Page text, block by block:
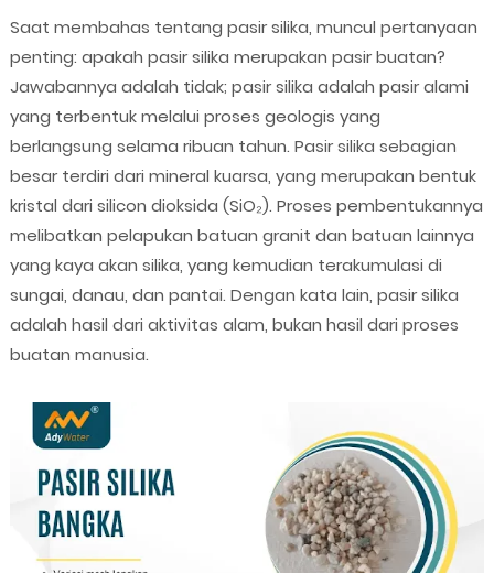
Saat membahas tentang pasir silika, muncul pertanyaan
penting: apakah pasir silika merupakan pasir buatan?
Jawabannya adalah tidak; pasir silika adalah pasir alami
yang terbentuk melalui proses geologis yang
berlangsung selama ribuan tahun. Pasir silika sebagian
besar terdiri dari mineral kuarsa, yang merupakan bentuk
kristal dari silicon dioksida (SiO₂). Proses pembentukannya
melibatkan pelapukan batuan granit dan batuan lainnya
yang kaya akan silika, yang kemudian terakumulasi di
sungai, danau, dan pantai. Dengan kata lain, pasir silika
adalah hasil dari aktivitas alam, bukan hasil dari proses
buatan manusia.